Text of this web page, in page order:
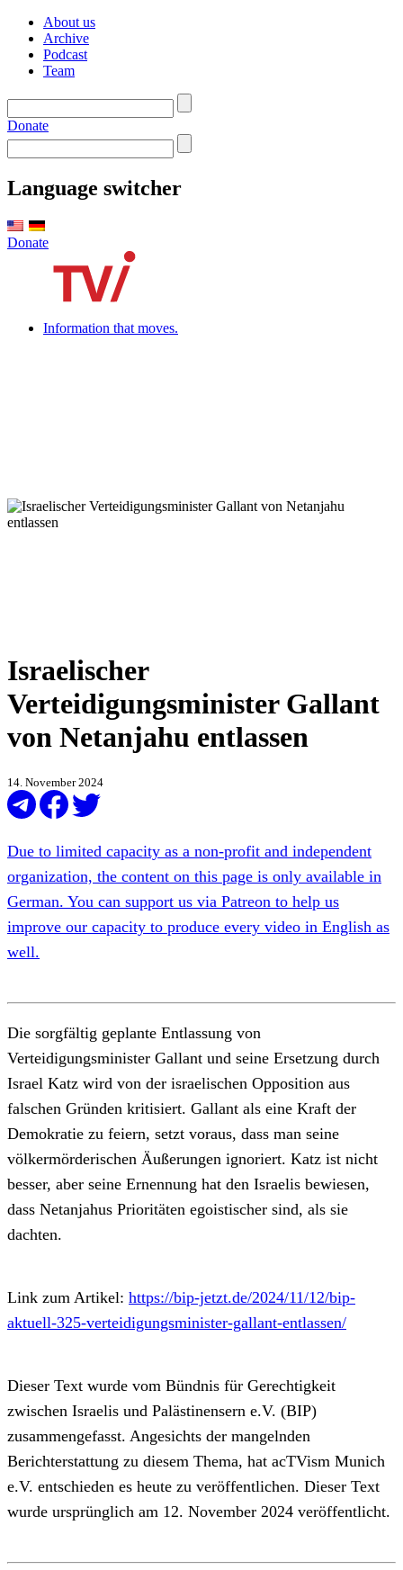
About us
Archive
Podcast
Team
Donate
Language switcher
Donate
Information that moves.
Israelischer
Verteidigungsminister Gallant
von Netanjahu entlassen
14. November 2024
Due to limited capacity as a non-profit and independent
organization, the content on this page is only available in
German. You can support us via Patreon to help us
improve our capacity to produce every video in English as
well.
Die sorgfältig geplante Entlassung von
Verteidigungsminister Gallant und seine Ersetzung durch
Israel Katz wird von der israelischen Opposition aus
falschen Gründen kritisiert. Gallant als eine Kraft der
Demokratie zu feiern, setzt voraus, dass man seine
völkermörderischen Äußerungen ignoriert. Katz ist nicht
besser, aber seine Ernennung hat den Israelis bewiesen,
dass Netanjahus Prioritäten egoistischer sind, als sie
dachten.
Link zum Artikel: https://bip-jetzt.de/2024/11/12/bip-
aktuell-325-verteidigungsminister-gallant-entlassen/
Dieser Text wurde vom Bündnis für Gerechtigkeit
zwischen Israelis und Palästinensern e.V. (BIP)
zusammengefasst. Angesichts der mangelnden
Berichterstattung zu diesem Thema, hat acTVism Munich
e.V. entschieden es heute zu veröffentlichen. Dieser Text
wurde ursprünglich am 12. November 2024 veröffentlicht.